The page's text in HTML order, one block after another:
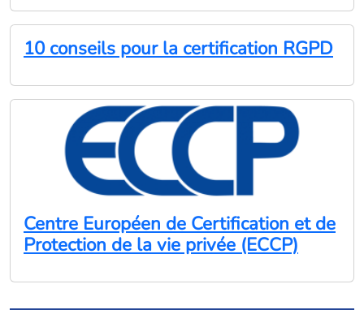
10 conseils pour la certification RGPD
Centre Européen de Certification et de
Protection de la vie privée (ECCP)